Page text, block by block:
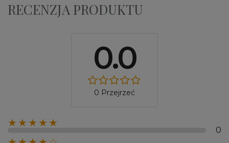
RECENZJA PRODUKTU
0.0
0 Przejrzeć
★★★★★
0